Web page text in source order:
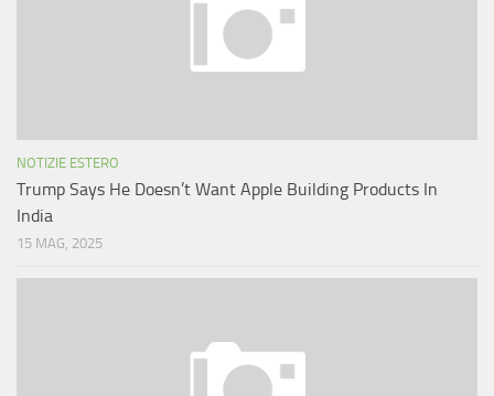
NOTIZIE ESTERO
Trump Says He Doesn’t Want Apple Building Products In
India
15 MAG, 2025